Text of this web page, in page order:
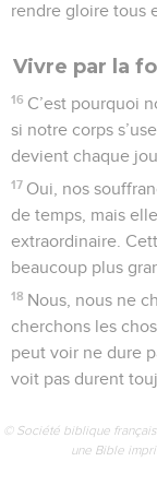
rendre gloire tous
Vivre par la
16 C’est pourquoi
si notre corps
devient chaque
17 Oui, nos
de temps, mais
extraordinaire.
beaucoup plus
18 Nous, nous ne
cherchons les
peut voir ne dure
voit pas durent
© Société biblique
une Bible